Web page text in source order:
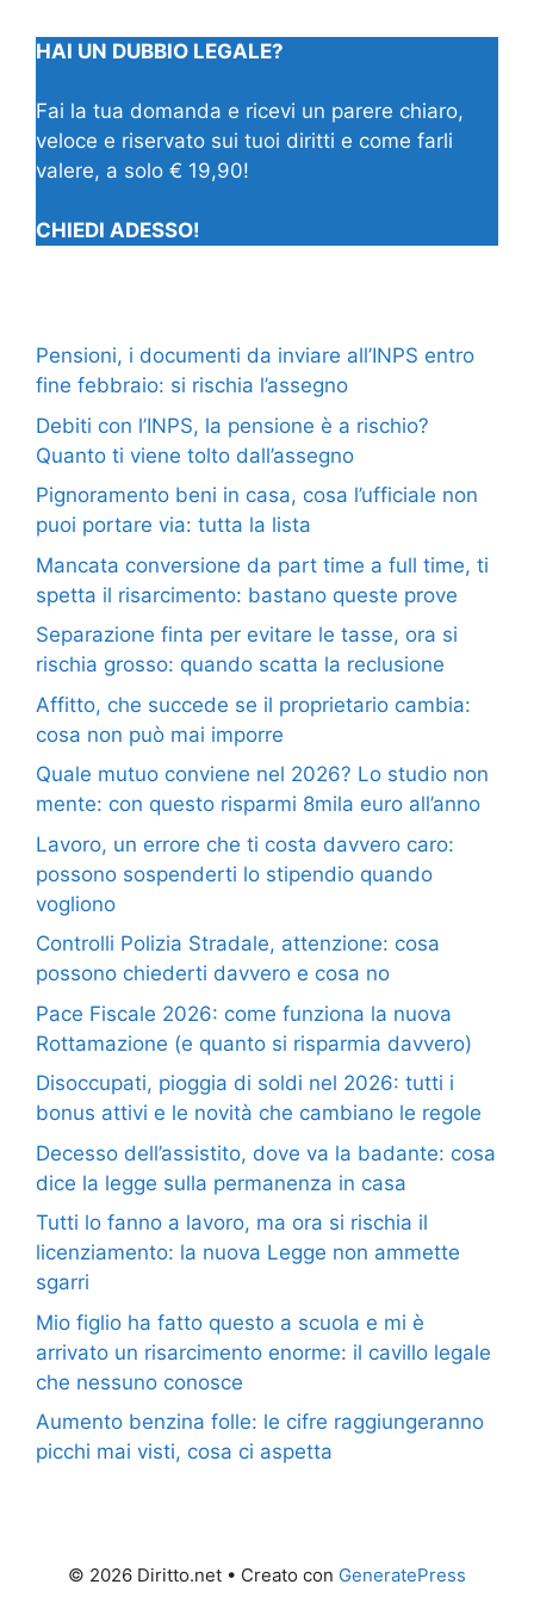
HAI UN DUBBIO LEGALE?
Fai la tua domanda e ricevi un parere chiaro,
veloce e riservato sui tuoi diritti e come farli
valere, a solo € 19,90!
CHIEDI ADESSO!
Pensioni, i documenti da inviare all’INPS entro
fine febbraio: si rischia l’assegno
Debiti con l’INPS, la pensione è a rischio?
Quanto ti viene tolto dall’assegno
Pignoramento beni in casa, cosa l’ufficiale non
puoi portare via: tutta la lista
Mancata conversione da part time a full time, ti
spetta il risarcimento: bastano queste prove
Separazione finta per evitare le tasse, ora si
rischia grosso: quando scatta la reclusione
Affitto, che succede se il proprietario cambia:
cosa non può mai imporre
Quale mutuo conviene nel 2026? Lo studio non
mente: con questo risparmi 8mila euro all’anno
Lavoro, un errore che ti costa davvero caro:
possono sospenderti lo stipendio quando
vogliono
Controlli Polizia Stradale, attenzione: cosa
possono chiederti davvero e cosa no
Pace Fiscale 2026: come funziona la nuova
Rottamazione (e quanto si risparmia davvero)
Disoccupati, pioggia di soldi nel 2026: tutti i
bonus attivi e le novità che cambiano le regole
Decesso dell’assistito, dove va la badante: cosa
dice la legge sulla permanenza in casa
Tutti lo fanno a lavoro, ma ora si rischia il
licenziamento: la nuova Legge non ammette
sgarri
Mio figlio ha fatto questo a scuola e mi è
arrivato un risarcimento enorme: il cavillo legale
che nessuno conosce
Aumento benzina folle: le cifre raggiungeranno
picchi mai visti, cosa ci aspetta
© 2026 Diritto.net • Creato con GeneratePress